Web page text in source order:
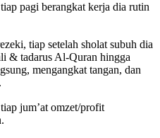
pagi berangkat kerja dia rutin
tiap setelah sholat subuh dia
& tadarus Al-Quran hingga
mengangkat tangan, dan
jum’at omzet/profit